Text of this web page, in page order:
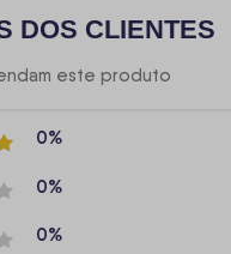
DOS CLIENTES
este produto
0%
0%
0%